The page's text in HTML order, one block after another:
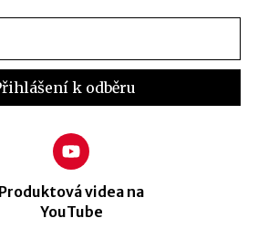
Produktová videa na
YouTube